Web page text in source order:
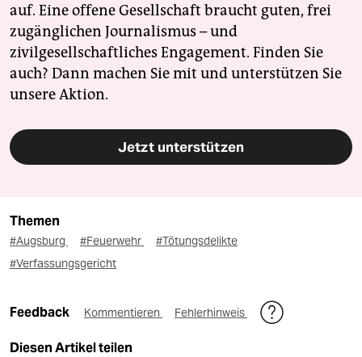
auf. Eine offene Gesellschaft braucht guten, frei
zugänglichen Journalismus – und
zivilgesellschaftliches Engagement. Finden Sie
auch? Dann machen Sie mit und unterstützen Sie
unsere Aktion.
Jetzt unterstützen
Themen
#Augsburg #Feuerwehr
#Tötungsdelikte
#Verfassungsgericht
Feedback Kommentieren Fehlerhinweis
Diesen Artikel teilen